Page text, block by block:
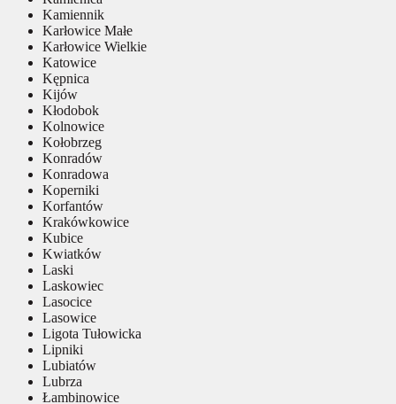
Kamiennik
Karłowice Małe
Karłowice Wielkie
Katowice
Kępnica
Kijów
Kłodobok
Kolnowice
Kołobrzeg
Konradów
Konradowa
Koperniki
Korfantów
Krakówkowice
Kubice
Kwiatków
Laski
Laskowiec
Lasocice
Lasowice
Ligota Tułowicka
Lipniki
Lubiatów
Lubrza
Łambinowice